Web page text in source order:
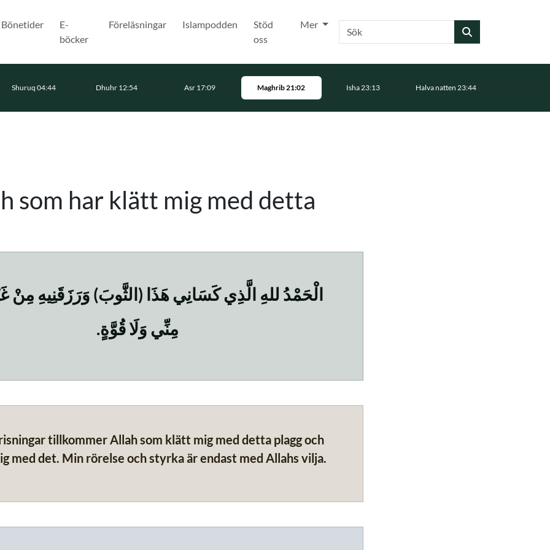
Bönetider
E-
böcker
Föreläsningar Islampodden
Stöd
oss
Mer Sök
Shuruq 04:44 Dhuhr 12:54 Asr 17:09 Maghrib 21:02 Isha 23:13 Halva natten 23:44
som har klätt mig med detta
الْحَمْدُ للهِ الَّذِي كَسَانِي هَذَا (الثَّوبَ) وَرَزَقَنِيهِ مِنْ
مِنِّي وَلَا قُوَّةٍ.
tillkommer Allah som klätt mig med detta plagg och
med det. Min rörelse och styrka är endast med Allahs vilja.